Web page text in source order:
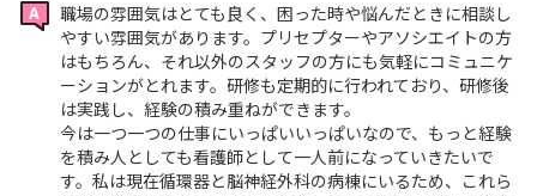
職場の雰囲気はとても良く、困った時や悩んだときに相談し
やすい雰囲気があります。プリセプターやアソシエイトの方
はもちろん、それ以外のスタッフの方にも気軽にコミュニケ
ーションがとれます。研修も定期的に行われており、研修後
は実践し、経験の積み重ねができます。
今は一つ一つの仕事にいっぱいいっぱいなので、もっと経験
を積み人としても看護師として一人前になっていきたいで
す。私は現在循環器と脳神経外科の病棟にいるため、これら